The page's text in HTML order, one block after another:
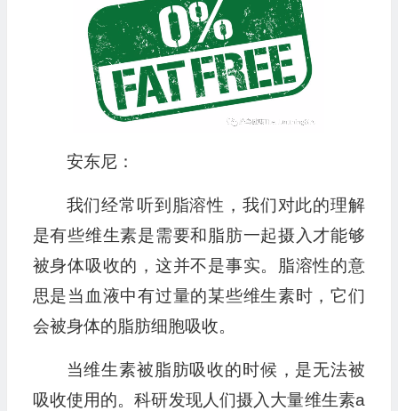
安东尼：
我们经常听到脂溶性，我们对此的理解
是有些维生素是需要和脂肪一起摄入才能够
被身体吸收的，这并不是事实。脂溶性的意
思是当血液中有过量的某些维生素时，它们
会被身体的脂肪细胞吸收。
当维生素被脂肪吸收的时候，是无法被
吸收使用的。科研发现人们摄入大量维生素a